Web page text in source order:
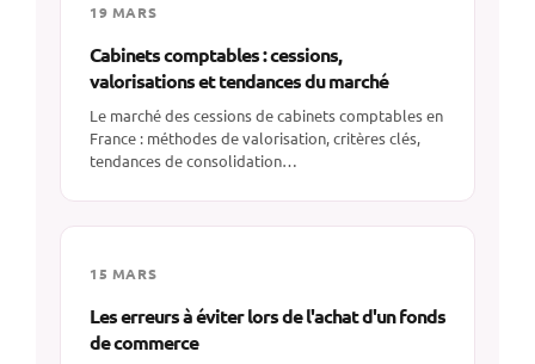
19 MARS
Cabinets comptables : cessions,
valorisations et tendances du marché
Le marché des cessions de cabinets comptables en
France : méthodes de valorisation, critères clés,
tendances de consolidation…
15 MARS
Les erreurs à éviter lors de l'achat d'un fonds
de commerce